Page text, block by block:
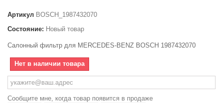
Артикул BOSCH_1987432070
Состояние: Новый товар
Салонный фильтр для MERCEDES-BENZ BOSCH 1987432070
Нет в наличии товара
Сообщите мне, когда товар появится в продаже